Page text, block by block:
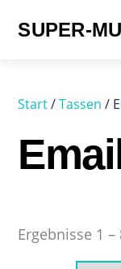
SUPER-
Start/Tassen /
Ergebnisse 1